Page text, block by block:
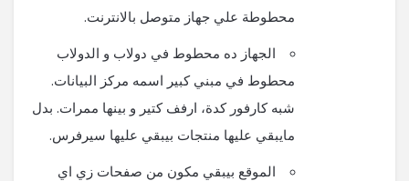
محطوطة علي جهاز متوصل بالانترنت.
الجهاز ده محطوط في دولاب و الدولاب
محطوط في مبني كبير اسمه مركز البيانات.
شبه كارفور كدة، ارفف كتير و بينها ممرات. بدل
مايبقي عليها منتجات بيبقي عليها سيرفرس.
الموقع بيبقي مكون من صفحات زي اي